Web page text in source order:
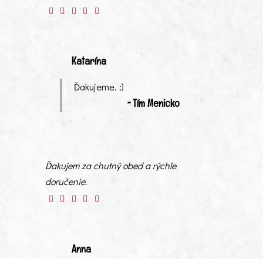
Katarína
Ďakujeme. :)
~ Tím Menicko
Ďakujem za chutný obed a rýchle
doručenie.
Anna